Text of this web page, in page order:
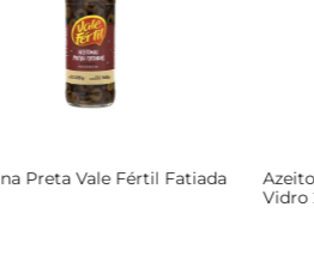
Azeitona Preta Vale Fértil Fatiada